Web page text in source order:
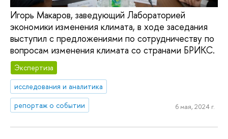
Игорь Макаров, заведующий Лабораторией
экономики изменения климата, в ходе заседания
выступил с предложениями по сотрудничеству по
вопросам изменения климата со странами БРИКС.
Экспертиза
исследования и аналитика
репортаж о событии
6 мая, 2024 г.